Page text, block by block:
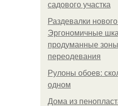
садового участка
Раздевалки
Эргономичные
продуманные
переодевания
Рулоны обоев:
одном
Дома из